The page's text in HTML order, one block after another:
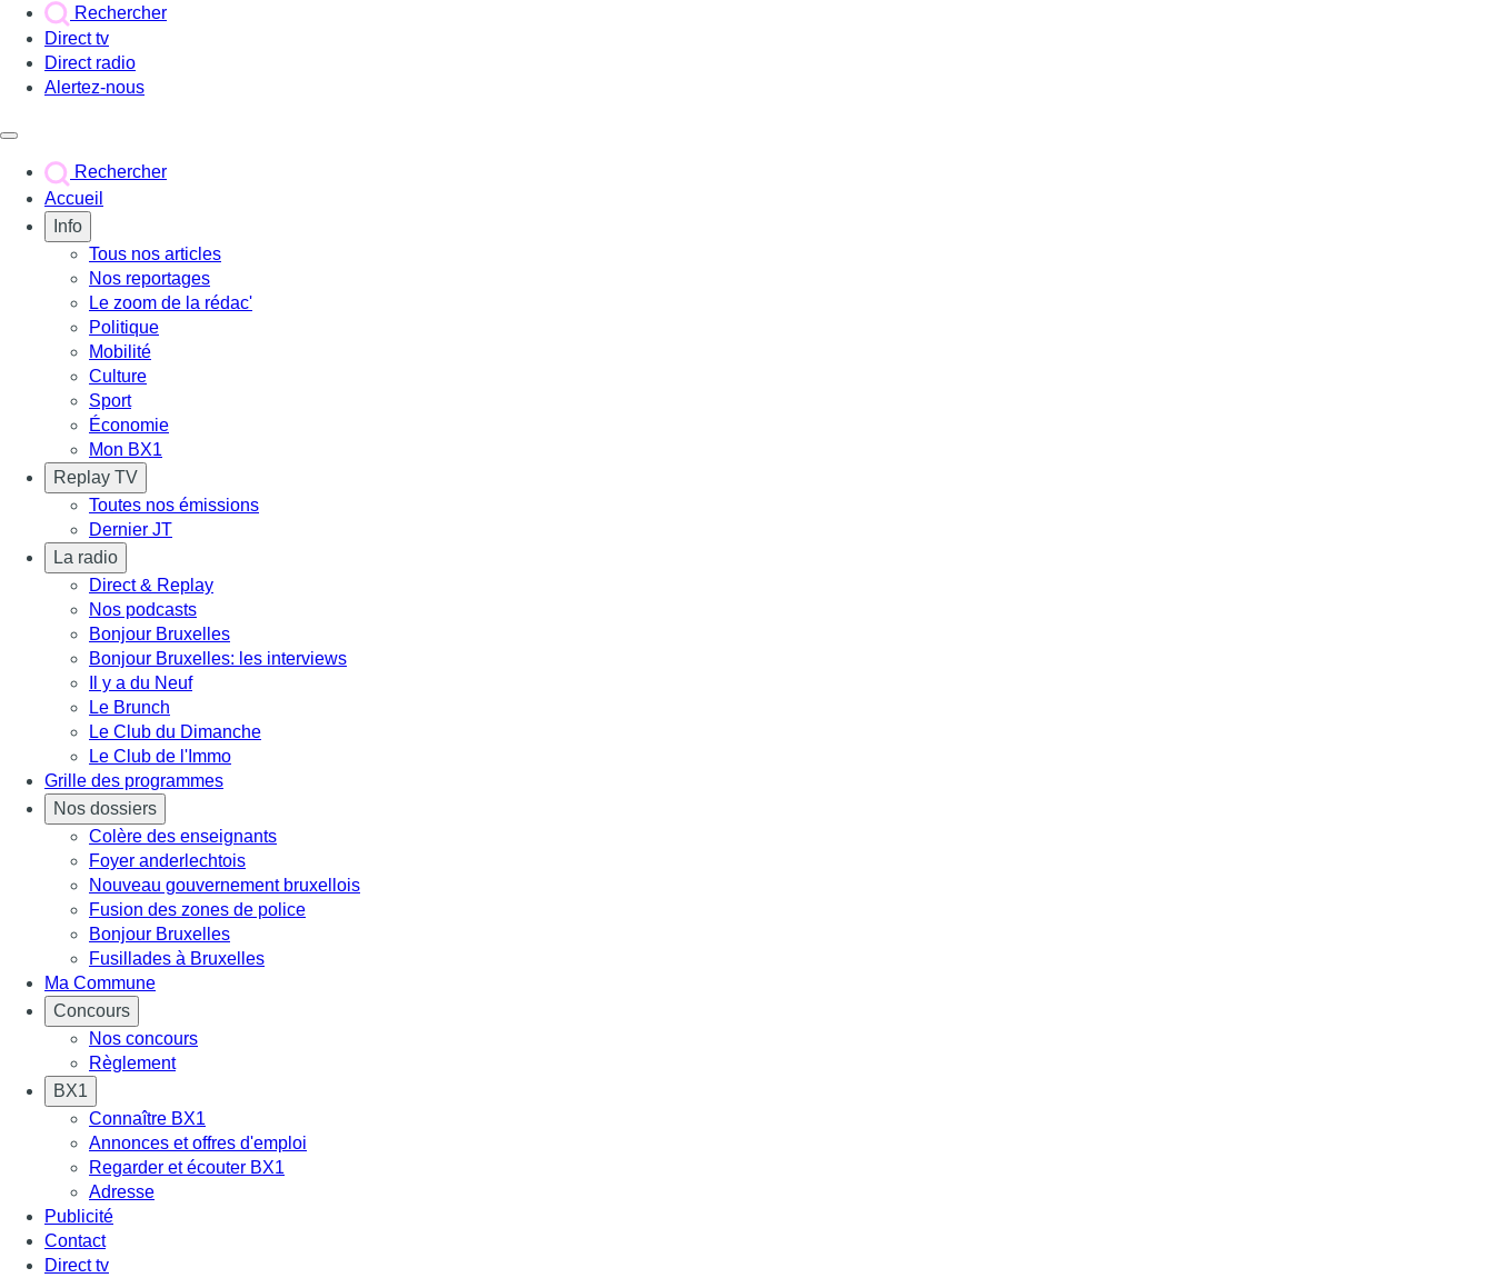
Rechercher
Direct tv
Direct radio
Alertez-nous
Rechercher
Accueil
Info
Tous nos articles
Nos reportages
Le zoom de la rédac'
Politique
Mobilité
Culture
Sport
Économie
Mon BX1
Replay TV
Toutes nos émissions
Dernier JT
La radio
Direct & Replay
Nos podcasts
Bonjour Bruxelles
Bonjour Bruxelles: les interviews
Il y a du Neuf
Le Brunch
Le Club du Dimanche
Le Club de l'Immo
Grille des programmes
Nos dossiers
Colère des enseignants
Foyer anderlechtois
Nouveau gouvernement bruxellois
Fusion des zones de police
Bonjour Bruxelles
Fusillades à Bruxelles
Ma Commune
Concours
Nos concours
Règlement
BX1
Connaître BX1
Annonces et offres d'emploi
Regarder et écouter BX1
Adresse
Publicité
Contact
Direct tv